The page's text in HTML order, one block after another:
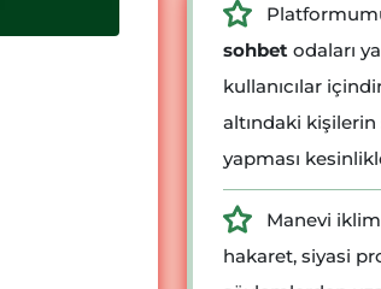
sohbet odaları
kullanıcılar
altındaki
yapması
Manevi
hakaret, siyasi